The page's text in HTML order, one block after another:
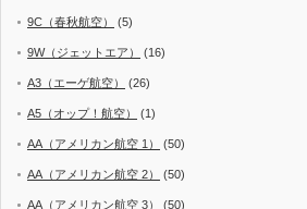
9C（春秋航空） (5)
9W（ジェットエア） (16)
A3（エーゲ航空） (26)
A5（オップ！航空） (1)
AA（アメリカン航空 1） (50)
AA（アメリカン航空 2） (50)
AA（アメリカン航空 3） (50)